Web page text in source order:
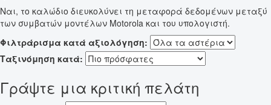
Ναι, το καλώδιο διευκολύνει τη μεταφορά δεδομένων μεταξύ
των συμβατών μοντέλων Motorola και του υπολογιστή.
Φιλτράρισμα κατά αξιολόγηση:
Ταξινόμηση κατά:
Γράψτε μια κριτική πελάτη